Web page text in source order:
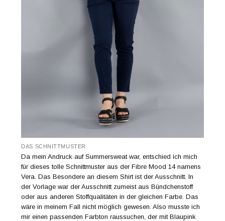
DAS SCHNITTMUSTER
Da mein Andruck auf Summersweat war, entschied ich mich
für dieses tolle Schnittmuster aus der Fibre Mood 14 namens
Vera. Das Besondere an diesem Shirt ist der Ausschnitt. In
der Vorlage war der Ausschnitt zumeist aus Bündchenstoff
oder aus anderen Stoffqualitäten in der gleichen Farbe. Das
wäre in meinem Fall nicht möglich gewesen. Also musste ich
mir einen passenden Farbton raussuchen, der mit Blaupink